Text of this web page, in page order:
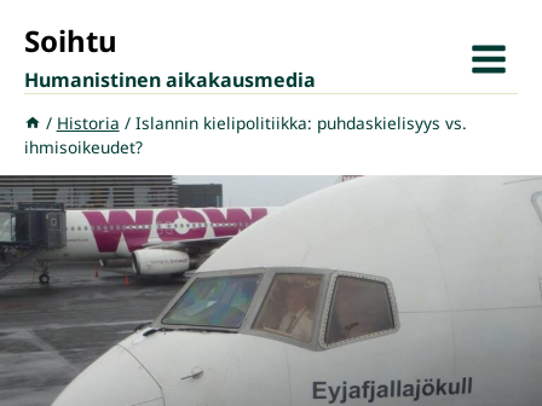
sisältöön
Soihtu
Humanistinen aikakausmedia
/ Historia / Islannin kielipolitiikka: puhdaskielisyys vs.
ihmisoikeudet?